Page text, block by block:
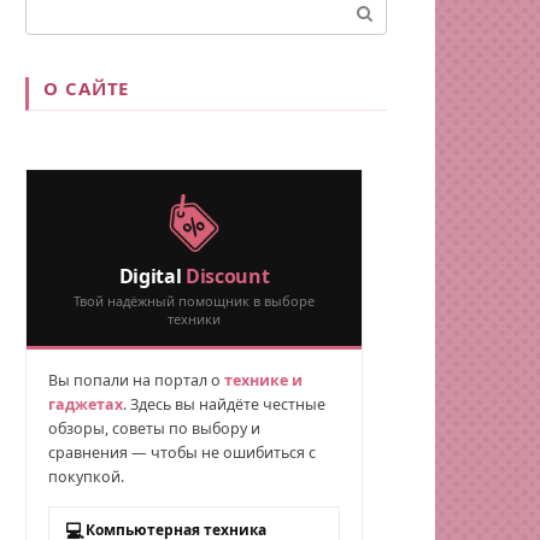
О САЙТЕ
Digital Discount
Твой надёжный помощник в выборе
техники
Вы попали на портал о технике и
гаджетах. Здесь вы найдёте честные
обзоры, советы по выбору и
сравнения — чтобы не ошибиться с
покупкой.
💻 Компьютерная техника